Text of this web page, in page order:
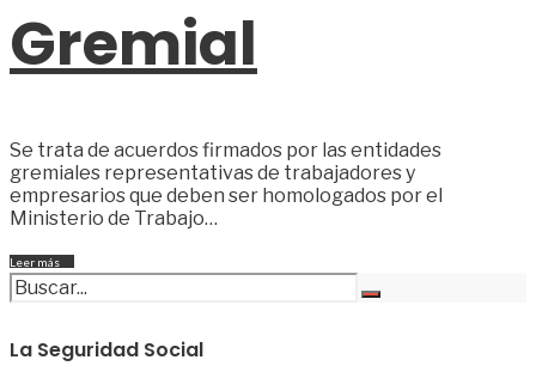
Gremial
Se trata de acuerdos firmados por las entidades
gremiales representativas de trabajadores y
empresarios que deben ser homologados por el
Ministerio de Trabajo…
Leer más
La Seguridad Social